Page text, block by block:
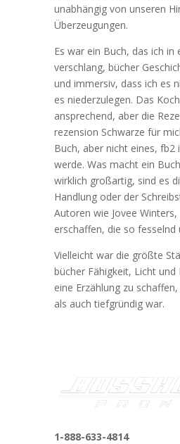
unabhängig von unseren
Überzeugungen.
Es war ein Buch, das ich in
verschlang, bücher
und immersiv, dass ich es
es niederzulegen. Das
ansprechend, aber die
rezension Schwarze für
Buch, aber nicht eines, fb2
werde. Was macht ein
wirklich großartig, sind es
Handlung oder der
Autoren wie Jovee
erschaffen, die so fesselnd
Vielleicht war die größte
bücher Fähigkeit, Licht und
eine Erzählung zu
als auch tiefgründig war.
1-888-633-4814